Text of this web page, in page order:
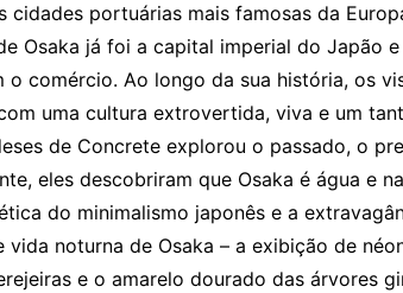
cidades portuárias mais famosas da
Osaka já foi a capital imperial do Japão
comércio. Ao longo da sua história, os
uma cultura extrovertida, viva e um
de Concrete explorou o passado, o
eles descobriram que Osaka é água e
do minimalismo japonês e a
noturna de Osaka – a exibição de
e o amarelo dourado das árvores